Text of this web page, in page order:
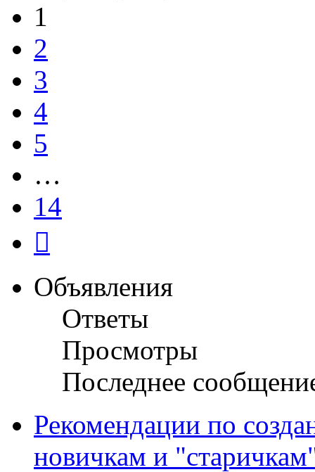
1
2
3
4
5
…
14
Объявления
Ответы
Просмотры
Последнее
Рекомендации по
новичкам и